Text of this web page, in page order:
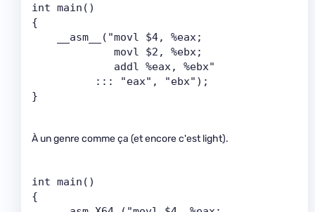
int main()
{
    __asm__("movl $4, %eax;
             movl $2, %ebx;
             addl %eax, %ebx"
          ::: "eax", "ebx");
}
À un genre comme ça (et encore c'est light).
int main()
{